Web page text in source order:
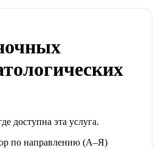
доступна эта услуга.
по направлению (A–Я)